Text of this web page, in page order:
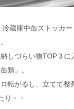
蔵庫中缶ストッカ
しづらい物TOP３に
類」。
転がるし、立てて整
り・・